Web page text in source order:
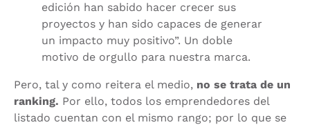
edición han sabido hacer crecer sus
proyectos y han sido capaces de generar
un impacto muy positivo”. Un doble
motivo de orgullo para nuestra marca.
Pero, tal y como reitera el medio, no se trata de un
ranking. Por ello, todos los emprendedores del
listado cuentan con el mismo rango; por lo que se